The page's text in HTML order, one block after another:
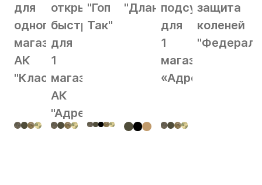
для
одного
магазина
АК
"Классика"
открытый
быстрый
для
1
магазина
АК
"Адрес"
"Гоп
Так"
"Длань"подсумок
для
1
магазина
«Адрес»
защита
коленей
"Федерал"